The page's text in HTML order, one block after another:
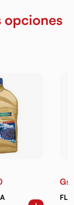
opciones
Gs